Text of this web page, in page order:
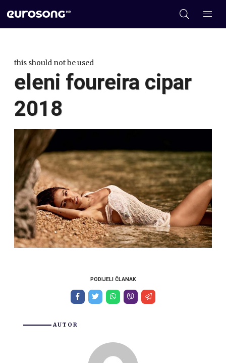
this should not be used
eleni foureira cipar
2018
PODIJELI ČLANAK
AUTOR